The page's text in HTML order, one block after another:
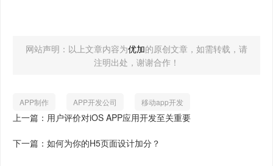
网站声明：以上文章内容为优加的原创文章，如需转载，请
注明出处，谢谢合作！
APP制作 APP开发公司 移动app开发
上一篇：用户评价对iOS APP应用开发至关重要
下一篇：如何为你的H5页面设计加分？